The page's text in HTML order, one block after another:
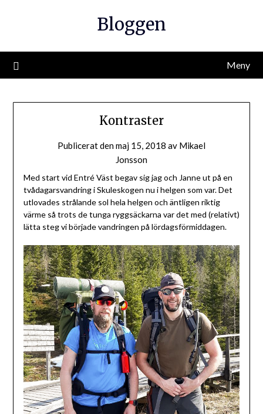
Bloggen
Meny
Kontraster
Publicerat denmaj 15, 2018 av Mikael
Jonsson
Med start vid Entré Väst begav sig jag och Janne ut på en
tvådagarsvandring i Skuleskogen nu i helgen som var. Det
utlovades strålande sol hela helgen och äntligen riktig
värme så trots de tunga ryggsäckarna var det med (relativt)
lätta steg vi började vandringen på lördagsförmiddagen.